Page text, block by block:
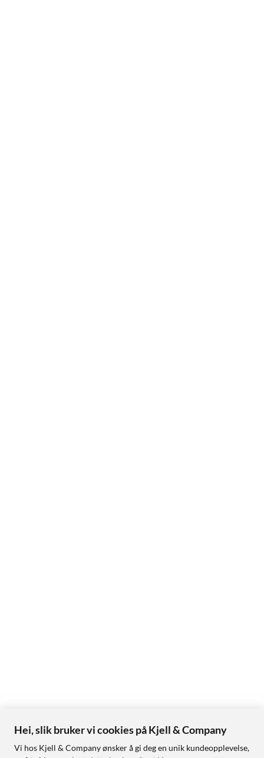
Hei, slik bruker vi cookies på Kjell & Company
Vi hos Kjell & Company ønsker å gi deg en unik kundeopplevelse,